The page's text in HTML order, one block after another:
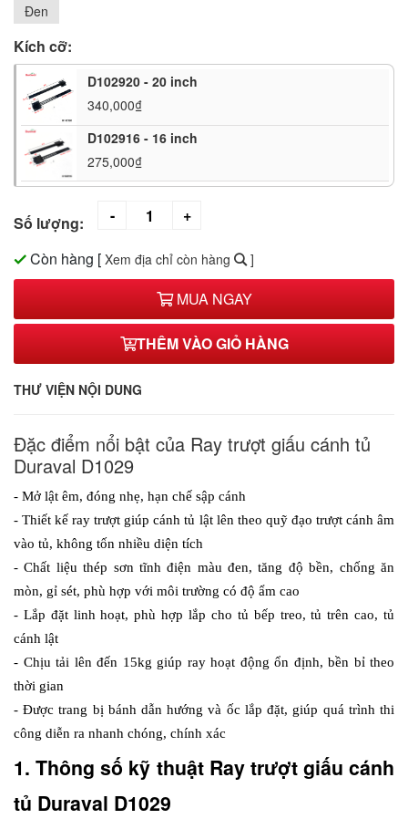
Đen
Kích cỡ:
D102920 - 20 inch
340,000₫
D102916 - 16 inch
275,000₫
Số lượng:
Còn hàng [ Xem địa chỉ còn hàng ]
MUA NGAY
THÊM VÀO GIỎ HÀNG
THƯ VIỆN NỘI DUNG
Đặc điểm nổi bật của Ray trượt giấu cánh tủ
Duraval D1029
- Mở lật êm, đóng nhẹ, hạn chế sập cánh
- Thiết kế ray trượt giúp cánh tủ lật lên theo quỹ đạo trượt cánh âm
vào tủ, không tốn nhiều diện tích
- Chất liệu thép sơn tĩnh điện màu đen, tăng độ bền, chống ăn
mòn, gỉ sét, phù hợp với môi trường có độ ẩm cao
- Lắp đặt linh hoạt, phù hợp lắp cho tủ bếp treo, tủ trên cao, tủ
cánh lật
- Chịu tải lên đến 15kg giúp ray hoạt động ổn định, bền bỉ theo
thời gian
- Được trang bị bánh dẫn hướng và ốc lắp đặt, giúp quá trình thi
công diễn ra nhanh chóng, chính xác
1. Thông số kỹ thuật Ray trượt giấu cánh
tủ Duraval D1029